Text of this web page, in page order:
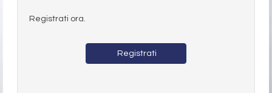
Registrati ora.
Registrati